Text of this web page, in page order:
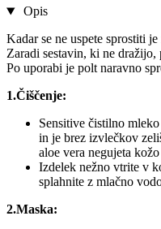
Opis
Kadar se ne uspete sprostiti
Zaradi sestavin, ki ne
Po uporabi je polt naravno
1.Čiščenje:
Sensitive čistilno
in je brez izvlečkov
aloe vera negujeta
Izdelek nežno vtrite v
splahnite z mlačno
2.Maska: